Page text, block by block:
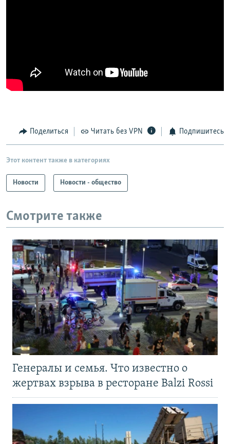
Поделиться Читать без VPN Подпишитесь
Этот контент также в категориях
Новости Новости - общество
Смотрите также
Генералы и семья. Что известно о
жертвах взрыва в ресторане Balzi Rossi